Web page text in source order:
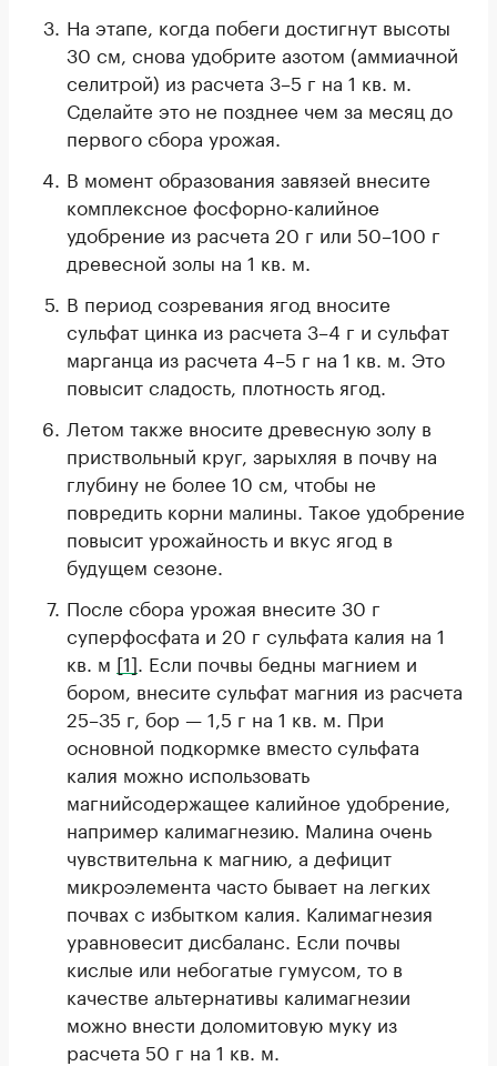
На этапе, когда побеги достигнут высоты
30 см, снова удобрите азотом (аммиачной
селитрой) из расчета 3–5 г на 1 кв. м.
Сделайте это не позднее чем за месяц до
первого сбора урожая.
В момент образования завязей внесите
комплексное фосфорно-калийное
удобрение из расчета 20 г или 50–100 г
древесной золы на 1 кв. м.
В период созревания ягод вносите
сульфат цинка из расчета 3–4 г и сульфат
марганца из расчета 4–5 г на 1 кв. м. Это
повысит сладость, плотность ягод.
Летом также вносите древесную золу в
приствольный круг, зарыхляя в почву на
глубину не более 10 см, чтобы не
повредить корни малины. Такое удобрение
повысит урожайность и вкус ягод в
будущем сезоне.
После сбора урожая внесите 30 г
суперфосфата и 20 г сульфата калия на 1
кв. м [1] . Если почвы бедны магнием и
бором, внесите сульфат магния из расчета
25–35 г, бор — 1,5 г на 1 кв. м. При
основной подкормке вместо сульфата
калия можно использовать
магнийсодержащее калийное удобрение,
например калимагнезию. Малина очень
чувствительна к магнию, а дефицит
микроэлемента часто бывает на легких
почвах с избытком калия. Калимагнезия
уравновесит дисбаланс. Если почвы
кислые или небогатые гумусом, то в
качестве альтернативы калимагнезии
можно внести доломитовую муку из
расчета 50 г на 1 кв. м.